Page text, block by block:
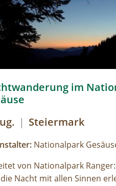
im
| Steiermark
Nationalpark
von Nationalpark
Nacht mit allen Sinnen